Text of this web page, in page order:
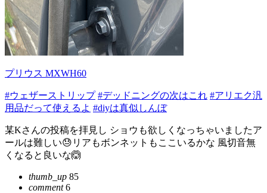
プリウス MXWH60
#ウェザーストリップ #デッドニングの次はこれ #アリエク汎
用品だって使えるよ #diyは真似しんぼ
某Kさんの投稿を拝見し ショウも欲しくなっちゃいましたア
ールは難しい😓リアもボンネットもここいるかな 風切音無
くなると良いな🙆
thumb_up 85
comment6